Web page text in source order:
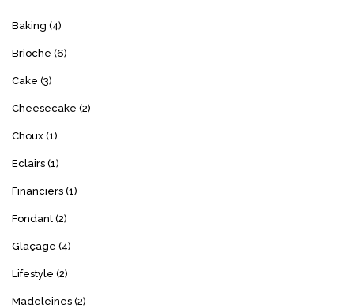
Baking (4)
Brioche (6)
Cake (3)
Cheesecake (2)
Choux (1)
Eclairs (1)
Financiers (1)
Fondant (2)
Glaçage (4)
Lifestyle (2)
Madeleines (2)